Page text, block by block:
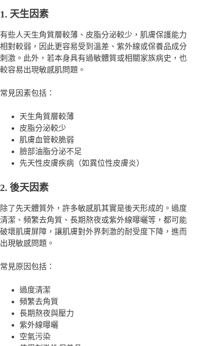
1. 天生因素
有些人天生角質層較薄、皮脂分泌較少，肌膚保護能力
相對較弱，因此更容易受到溫差、紫外線或保養品成分
刺激。此外，若本身具有過敏體質或相關家族病史，也
較容易出現敏感肌問題。
常見因素包括：
天生角質層較薄
皮脂分泌較少
肌膚血管較脆弱
臉部油脂分泌不足
先天性皮膚疾病（如異位性皮膚炎）
2. 後天因素
除了先天體質外，許多敏感肌其實是後天形成的。過度
清潔、頻繁去角質、長期熬夜或紫外線曝曬等，都可能
破壞肌膚屏障，讓肌膚對外界刺激的耐受度下降，進而
出現敏感問題。
常見原因包括：
過度清潔
頻繁去角質
長期熬夜與壓力
紫外線曝曬
空氣污染